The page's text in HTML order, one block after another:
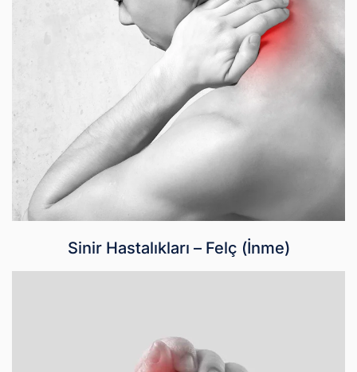
Sinir Hastalıkları – Felç (İnme)